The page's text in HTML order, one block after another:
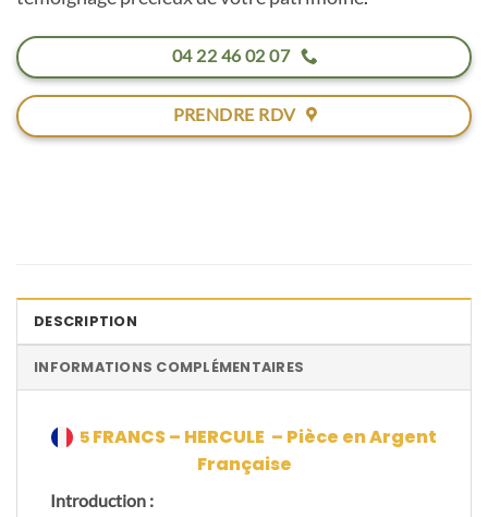
04 22 46 02 07
PRENDRE RDV
DESCRIPTION
INFORMATIONS COMPLÉMENTAIRES
5 FRANCS – HERCULE – Pièce en Argent
Française
Introduction :